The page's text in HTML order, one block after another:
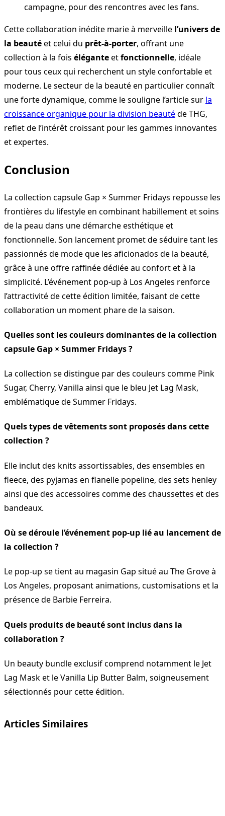
campagne, pour des rencontres avec les fans.
Cette collaboration inédite marie à merveille l’univers de
la beautéet celui du prêt-à-porter, offrant une
collection à la fois éléganteetfonctionnelle, idéale
pour tous ceux qui recherchent un style confortable et
moderne. Le secteur de la beauté en particulier connaît
une forte dynamique, comme le souligne l’article sur la
croissance organique pour la division beautéde THG,
reflet de l’intérêt croissant pour les gammes innovantes
et expertes.
Conclusion
La collection capsule Gap × Summer Fridays repousse les
frontières du lifestyle en combinant habillement et soins
de la peau dans une démarche esthétique et
fonctionnelle. Son lancement promet de séduire tant les
passionnés de mode que les aficionados de la beauté,
grâce à une offre raffinée dédiée au confort et à la
simplicité. L’événement pop-up à Los Angeles renforce
l’attractivité de cette édition limitée, faisant de cette
collaboration un moment phare de la saison.
Quelles sont les couleurs dominantes de la collection
capsule Gap × Summer Fridays ?
La collection se distingue par des couleurs comme Pink
Sugar, Cherry, Vanilla ainsi que le bleu Jet Lag Mask,
emblématique de Summer Fridays.
Quels types de vêtements sont proposés dans cette
collection ?
Elle inclut des knits assortissables, des ensembles en
fleece, des pyjamas en flanelle popeline, des sets henley
ainsi que des accessoires comme des chaussettes et des
bandeaux.
Où se déroule l’événement pop-up lié au lancement de
la collection ?
Le pop-up se tient au magasin Gap situé au The Grove à
Los Angeles, proposant animations, customisations et la
présence de Barbie Ferreira.
Quels produits de beauté sont inclus dans la
collaboration ?
Un beauty bundle exclusif comprend notamment le Jet
Lag Mask et le Vanilla Lip Butter Balm, soigneusement
sélectionnés pour cette édition.
Articles Similaires